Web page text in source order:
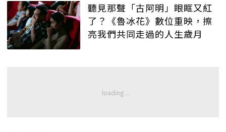
聽見那聲「古阿明」眼眶又紅
了？《魯冰花》數位重映，擦
亮我們共同走過的人生歲月